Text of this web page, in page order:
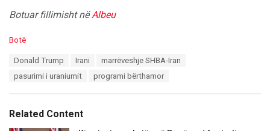
Botuar fillimisht nëAlbeu
C
i
e
Botë
Donald Trump Irani
marrëveshje SHBA-Iran
pasurimi i uraniumit
programi bërthamor
Related Content